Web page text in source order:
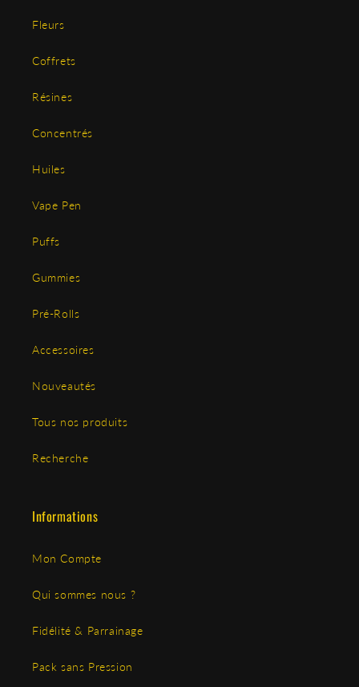
Fleurs
Coffrets
Résines
Concentrés
Huiles
Vape Pen
Puffs
Gummies
Pré-Rolls
Accessoires
Nouveautés
Tous nos produits
Recherche
Informations
Mon Compte
Qui sommes nous ?
Fidélité & Parrainage
Pack sans Pression